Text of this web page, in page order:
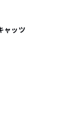
ャッツ